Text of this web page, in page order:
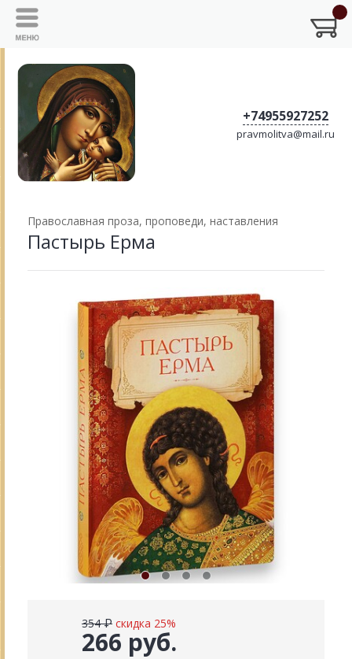
+74955927252
pravmolitva@mail.ru
Православная проза, проповеди, наставления
Пастырь Ерма
266 руб.
354 ₽ скидка 25%